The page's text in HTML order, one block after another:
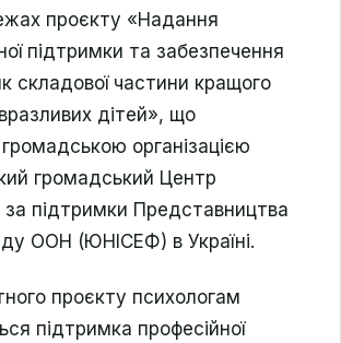
проєкту «Надання
підтримки та забезпечення
складової частини кращого
дітей», що
організацією
громадський Центр
підтримки Представництва
ООН (ЮНІСЕФ) в Україні.
проєкту психологам
підтримка професійної